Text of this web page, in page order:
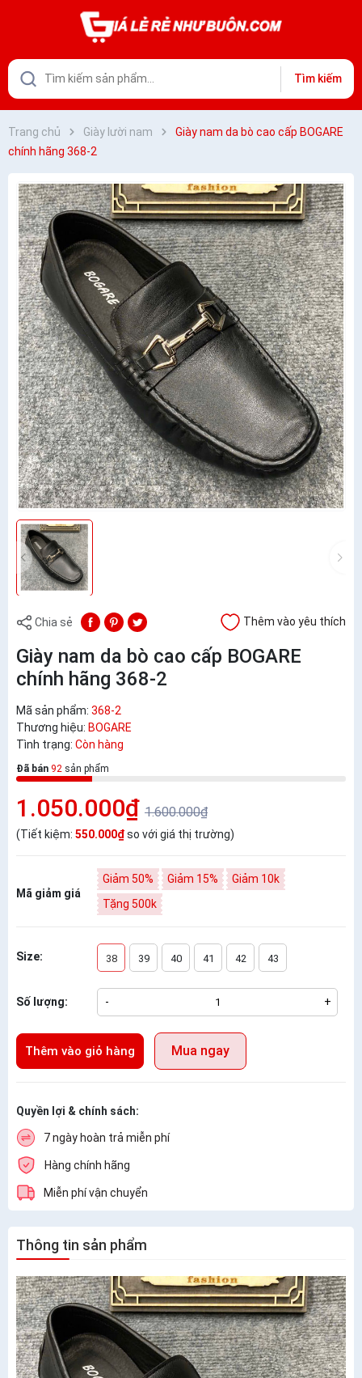
Tìm kiếm
Trang chủ Giày lười nam
Giày nam da bò cao cấp BOGARE
chính hãng 368-2
Chia sẻ Thêm vào yêu thích
Giày nam da bò cao cấp BOGARE
chính hãng 368-2
Mã sản phẩm: 368-2
Thương hiệu: BOGARE
Tình trạng: Còn hàng
Đã bán 92 sản phẩm
1.050.000₫ 1.600.000₫
(Tiết kiệm: 550.000₫so với giá thị trường)
Mã giảm giá
Giảm 50% Giảm 15%
Giảm 10k
Tặng 500k
Size: 38 39 40 41 42 43
Số lượng: - +
Thêm vào giỏ hàng Mua ngay
Quyền lợi & chính sách:
7 ngày hoàn trả miễn phí
Hàng chính hãng
Miễn phí vận chuyển
Thông tin sản phẩm